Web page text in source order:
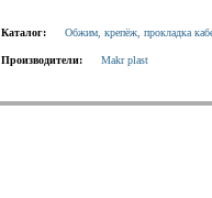
Каталог: Обжим, крепёж, прокладка
Производители: Makr plast